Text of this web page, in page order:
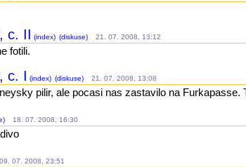
c. II (index) (diskuse) 21. 07. 2008, 13:12
fotili.
c. I (index) (diskuse) 21. 07. 2008, 13:08
pilir, ale pocasi nas zastavilo na Furkapasse.
18. 07. 2008, 16:30
07. 2008, 23:51